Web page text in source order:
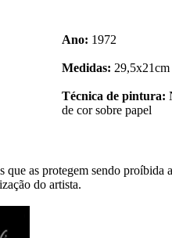
Ano: 1972
Medidas: 29,5x21cm
Técnica de pintura:
de cor sobre papel
que as protegem sendo proíbida a
do artista.